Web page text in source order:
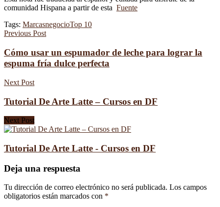
comunidad Hispana a partir de esta Fuente
Tags: MarcasnegocioTop 10
Previous Post
Cómo usar un espumador de leche para lograr la
espuma fría dulce perfecta
Next Post
Tutorial De Arte Latte – Cursos en DF
Next Post
Tutorial De Arte Latte - Cursos en DF
Deja una respuesta
Tu dirección de correo electrónico no será publicada. Los campos
obligatorios están marcados con *